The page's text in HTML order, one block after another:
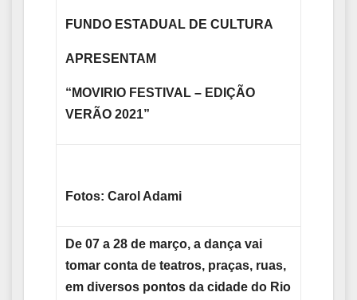
FUNDO ESTADUAL DE CULTURA
APRESENTAM
“MOVIRIO FESTIVAL – EDIÇÃO
VERÃO 2021”
Fotos: Carol Adami
De 07 a 28 de março, a dança vai
tomar conta de teatros, praças, ruas,
em diversos pontos da cidade do Rio